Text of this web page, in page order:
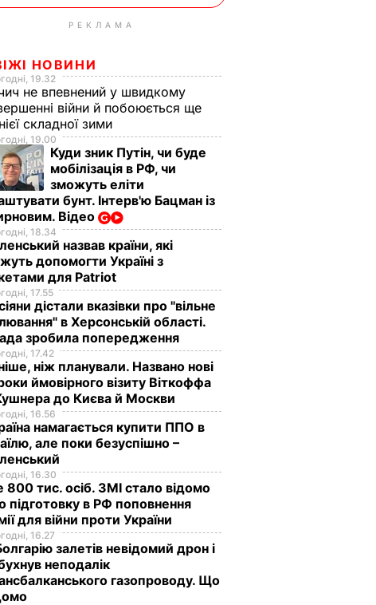
РЕКЛАМА
НОВИНИ
19.32
не впевнений у швидкому
війни й побоюється ще
складної зими
19.00
Куди зник Путін, чи буде
мобілізація в РФ, чи
зможуть еліти
бунт. Інтерв'ю Бацман із
Відео
18.34
назвав країни, які
допомогти Україні з
для Patriot
17.55
дістали вказівки про "вільне
в Херсонській області.
зробила попередження
17.42
ніж планували. Названо нові
ймовірного візиту Віткоффа
до Києва й Москви
16.56
намагається купити ППО в
але поки безуспішно –
16.30
тис. осіб. ЗМІ стало відомо
підготовку в РФ поповнення
для війни проти України
16.27
залетів невідомий дрон і
неподалік
газопроводу. Що